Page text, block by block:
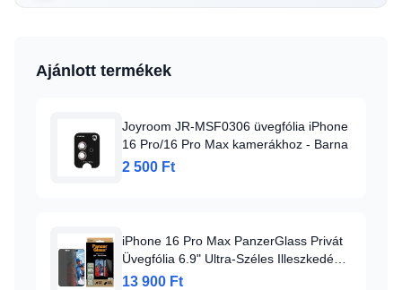
Ajánlott termékek
Joyroom JR-MSF0306 üvegfólia iPhone
16 Pro/16 Pro Max kamerákhoz - Barna
2 500 Ft
iPhone 16 Pro Max PanzerGlass Privát
Üvegfólia 6.9" Ultra-Széles Illeszkedés
P2864
13 900 Ft